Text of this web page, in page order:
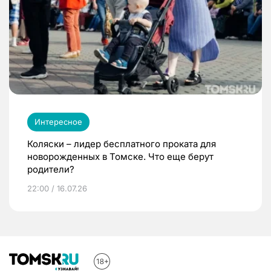
Интересное
Коляски – лидер бесплатного проката для
новорожденных в Томске. Что еще берут
родители?
22:00 / 16.07.26